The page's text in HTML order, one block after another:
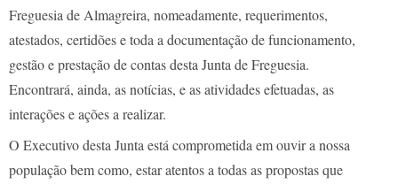
Freguesia de Almagreira, nomeadamente, requerimentos,
atestados, certidões e toda a documentação de funcionamento,
gestão e prestação de contas desta Junta de Freguesia.
Encontrará, ainda, as notícias, e as atividades efetuadas, as
interações e ações a realizar.
O Executivo desta Junta está comprometida em ouvir a nossa
população bem como, estar atentos a todas as propostas que